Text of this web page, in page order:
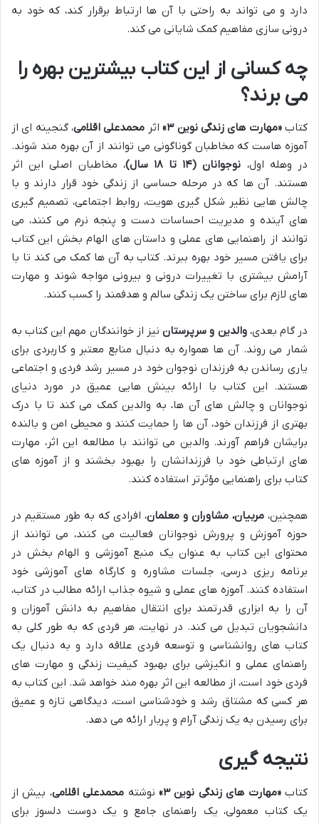
دارد و می تواند به راحتی با آن ها ارتباط برقرار کند، که خود به
درونی سازی مفاهیم کمک شایانی می کند.
چه کسانی از این کتاب بیشترین بهره را
می برند؟
کتاب«مهارت های زندگی نوین ۳» اثر محمدعلی اقلامی، گنجینه ای از
آموزه هاست که مخاطبان گوناگونی می توانند از آن بهره مند شوند.
در وهله اول، نوجوانان (۱۴ تا ۱۸ سال)
، مخاطبان اصلی این اثر
هستند. آن ها که در مرحله حساسی از زندگی خود قرار دارند و با
چالش هایی نظیر شکل گیری هویت، روابط اجتماعی، تصمیم گیری
های آینده و مدیریت احساسات دست و پنجه نرم می کنند، می
توانند از راهنمایی های عملی و داستان های الهام بخش این کتاب
برای یافتن مسیر خود بهره ببرند. کتاب به آن ها کمک می کند تا با
آرامش بیشتری با تغییرات درونی و بیرونی مواجه شوند و مهارت
های لازم برای ساختن یک زندگی سالم و هدفمند را کسب کنند.
در گام بعدی،والدین و سرپرستاننیز از خوانندگان مهم این کتاب به
شمار می روند. آن ها همواره به دنبال منابع معتبر و کاربردی برای
یاری رساندن به فرزندان نوجوان خود در مسیر رشد فردی و اجتماعی
هستند. این کتاب با ارائه بینش هایی عمیق در مورد دنیای
نوجوانان و چالش های آن ها، به والدین کمک می کند تا با درک
بهتری از فرزندان خود، آن ها را حمایت کنند و محیطی امن و بالنده
برایشان فراهم آورند. والدین می توانند با مطالعه این اثر، مهارت
های ارتباطی خود با فرزندانشان را بهبود بخشند و از آموزه های
کتاب برای راهنمایی مؤثرتر استفاده کنند.
همچنین، مربیان، مشاوران و معلمان، افرادی که به طور مستقیم در
حوزه آموزش و پرورش نوجوانان فعالیت می کنند، می توانند از
محتوای این کتاب به عنوان یک منبع آموزشی و الهام بخش در
برنامه ریزی درسی، جلسات مشاوره و کارگاه های آموزشی خود
استفاده کنند. آموزه های عملی و شیوه جذاب ارائه مطالب در کتاب،
آن را به ابزاری قدرتمند برای انتقال مفاهیم به دانش آموزان و
دانشجویان تبدیل می کند. در نهایت، هر فردی که به طور کلی به
کتاب های روانشناسی و توسعه فردی علاقه دارد و به دنبال یک
راهنمای عملی و انگیزشی برای بهبود کیفیت زندگی و مهارت های
فردی خود است، از مطالعه این اثر بهره مند خواهد شد. این کتاب به
هر کسی که مشتاق رشد و خودشناسی است، دیدگاهی تازه و عمیق
برای رسیدن به یک زندگی آرام و پربار ارائه می دهد.
نتیجه گیری
کتاب«مهارت های زندگی نوین ۳» نوشته محمدعلی اقلامی، بیش از
یک کتاب معمولی، یک راهنمای جامع و یک دوست دلسوز برای